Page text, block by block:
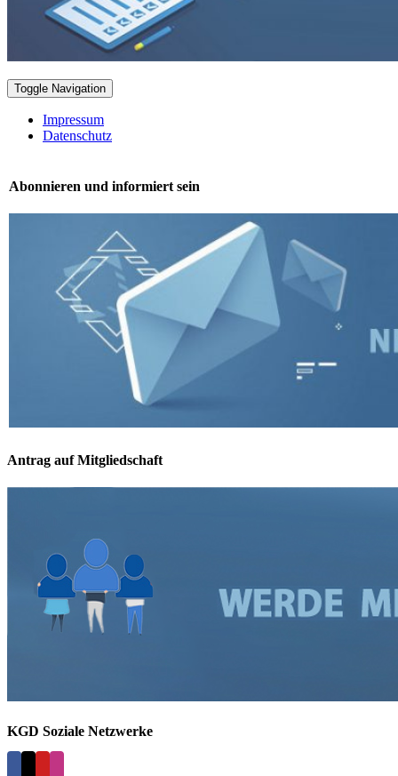
Toggle Navigation
Impressum
Datenschutz
Abonnieren und informiert sein
Antrag auf Mitgliedschaft
KGD Soziale Netzwerke